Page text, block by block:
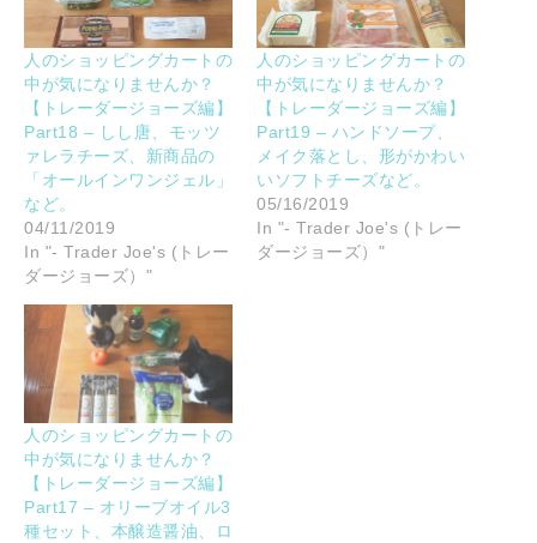
人のショッピングカートの
中が気になりませんか？
【トレーダージョーズ編】
Part18 – しし唐、モッツ
ァレラチーズ、新商品の
「オールインワンジェル」
など。
04/11/2019
In "- Trader Joe's (トレー
ダージョーズ）"
人のショッピングカートの
中が気になりませんか？
【トレーダージョーズ編】
Part19 – ハンドソープ、
メイク落とし、形がかわい
いソフトチーズなど。
05/16/2019
In "- Trader Joe's (トレー
ダージョーズ）"
人のショッピングカートの
中が気になりませんか？
【トレーダージョーズ編】
Part17 – オリーブオイル3
種セット、本醸造醤油、ロ